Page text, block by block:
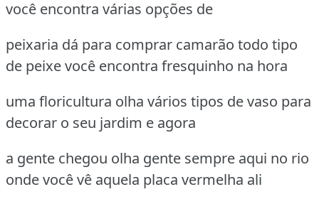
você encontra várias opções de
peixaria dá para comprar camarão todo tipo
de peixe você encontra fresquinho na hora
uma floricultura olha vários tipos de vaso para
decorar o seu jardim e agora
a gente chegou olha gente sempre aqui no rio
onde você vê aquela placa vermelha ali